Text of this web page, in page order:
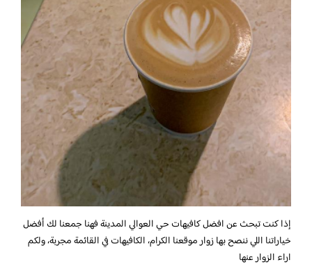
إذا كنت تبحث عن افضل كافيهات حي العوالي المدينة فهنا جمعنا لك أفضل
خياراتنا اللي ننصح بها زوار موقعنا الكرام، الكافيهات في القائمة مجربة، ولكم
اراء الزوار عنها